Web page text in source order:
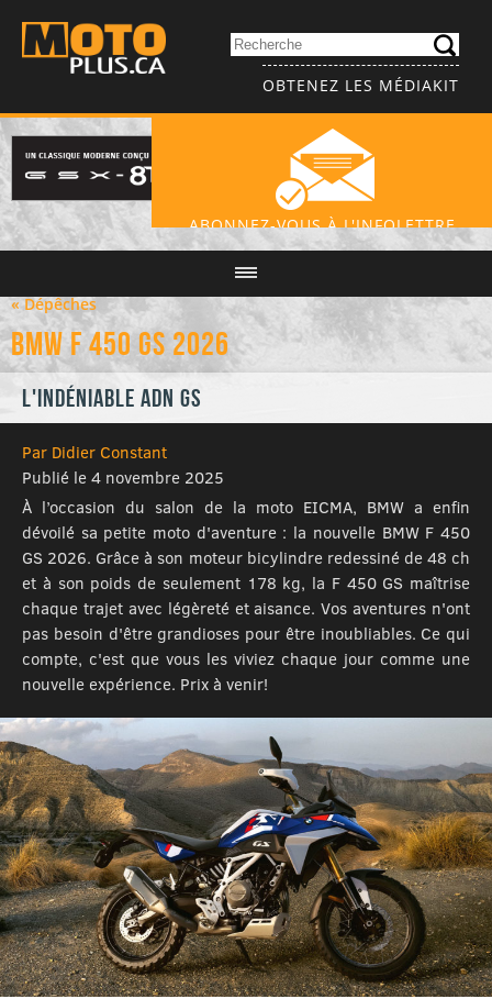
OBTENEZ LES MÉDIAKIT
ABONNEZ-VOUS À L'INFOLETTRE
« Dépêches
BMW F 450 GS 2026
L'indéniable ADN GS
Par Didier Constant
Publié le 4 novembre 2025
À l’occasion du salon de la moto EICMA, BMW a enfin
dévoilé sa petite moto d'aventure : la nouvelle BMW F 450
GS 2026. Grâce à son moteur bicylindre redessiné de 48 ch
et à son poids de seulement 178 kg, la F 450 GS maîtrise
chaque trajet avec légèreté et aisance. Vos aventures n'ont
pas besoin d'être grandioses pour être inoubliables. Ce qui
compte, c'est que vous les viviez chaque jour comme une
nouvelle expérience. Prix à venir!